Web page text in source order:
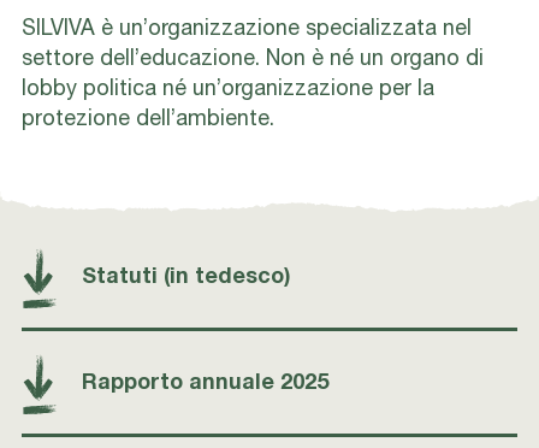
SILVIVA è un’organizzazione specializzata nel
settore dell’educazione. Non è né un organo di
lobby politica né un’organizzazione per la
protezione dell’ambiente.
Statuti (in tedesco)
Rapporto annuale 2025